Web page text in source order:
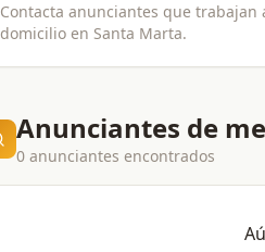
Contacta anunciantes que trabajan
domicilio en Santa Marta.
Anunciantes de
0 anunciantes encontrados